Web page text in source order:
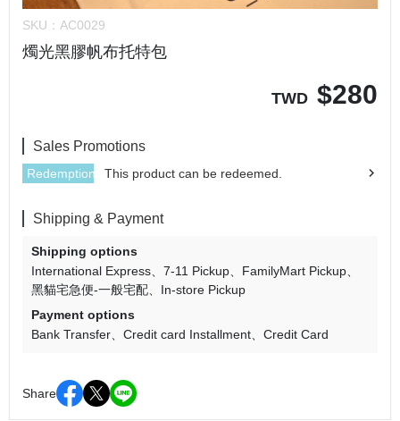
SKU： AC0029
燭光黑膠帆布托特包
TWD $280
Sales Promotions
Redemption This product can be redeemed.
Shipping & Payment
Shipping options
International Express
7-11 Pickup
FamilyMart Pickup
黑貓宅急便-一般宅配
In-store Pickup
Payment options
Bank Transfer
Credit card Installment Credit Card
Share